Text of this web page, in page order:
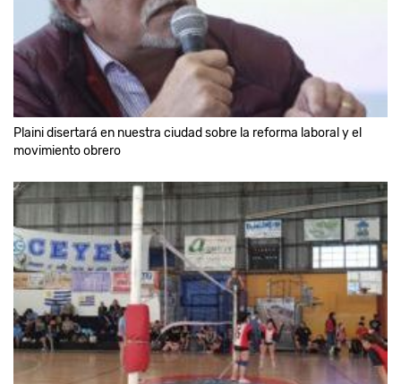
Plaini disertará en nuestra ciudad sobre la reforma laboral y el
movimiento obrero